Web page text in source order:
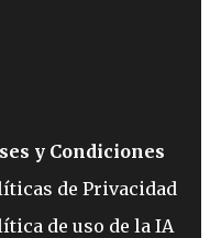
y Condiciones
de Privacidad
de uso de la IA